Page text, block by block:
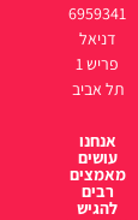
6959341
דניאל
פריש 1
תל אביב
אנחנו
עושים
מאמצים
רבים
להגיש